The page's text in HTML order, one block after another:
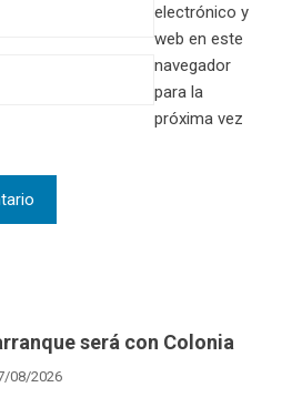
electrónico y
web en este
navegador
para la
próxima vez
será con Colonia
08/2026